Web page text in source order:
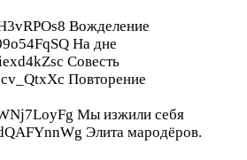
Вожделение
На дне
Совесть
Повторение
Мы изжили себя
Элита мародёров.